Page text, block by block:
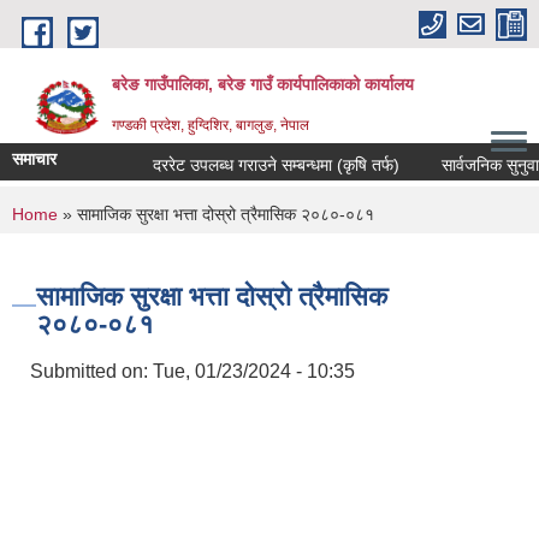
Skip to main content
बरेङ गाउँपालिका, बरेङ गाउँ कार्यपालिकाको कार्यालय
गण्डकी प्रदेश, हुग्दिशिर, बागलुङ, नेपाल
समाचार दररेट उपलब्ध गराउने सम्बन्धमा (कृषि तर्फ) सार्वजनिक सुनुवाइ
You are here
Home » सामाजिक सुरक्षा भत्ता दोस्रो त्रैमासिक २०८०-०८१
सामाजिक सुरक्षा भत्ता दोस्रो त्रैमासिक
२०८०-०८१
Submitted on: Tue, 01/23/2024 - 10:35